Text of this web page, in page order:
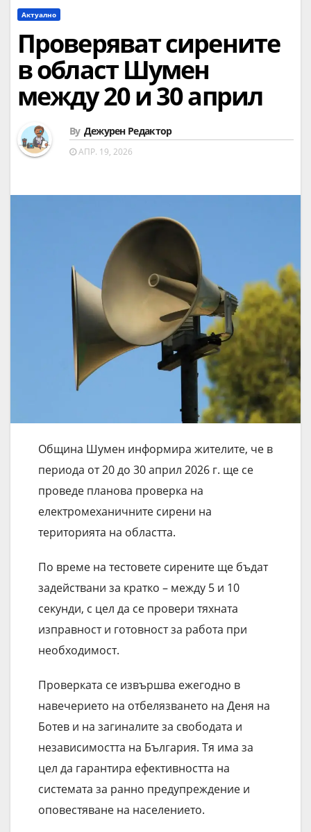
Актуално
Проверяват сирените
в област Шумен
между 20 и 30 април
By Дежурен Редактор
АПР. 19, 2026
Община Шумен информира жителите, че в
периода от 20 до 30 април 2026 г. ще се
проведе планова проверка на
електромеханичните сирени на
територията на областта.
По време на тестовете сирените ще бъдат
задействани за кратко – между 5 и 10
секунди, с цел да се провери тяхната
изправност и готовност за работа при
необходимост.
Проверката се извършва ежегодно в
навечерието на отбелязването на Деня на
Ботев и на загиналите за свободата и
независимостта на България. Тя има за
цел да гарантира ефективността на
системата за ранно предупреждение и
оповестяване на населението.